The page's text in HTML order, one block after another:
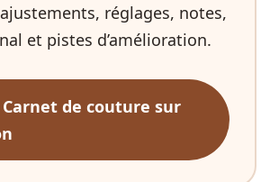
réglages, notes,
et pistes d’amélioration.
de couture sur